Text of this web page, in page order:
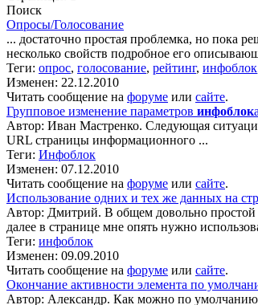
Поиск
Опросы/Голосование
... достаточно простая проблемка, но пока
несколько свойств подробное его
Теги: опрос, голосование, рейтинг, инфоблок
Изменен: 22.12.2010
Читать сообщение на форуме или сайте.
Групповое изменение параметров инфоблока
Автор: Иван Мастренко. Следующая
URL страницы информационного ...
Теги: Инфоблок
Изменен: 07.12.2010
Читать сообщение на форуме или сайте.
Использование одних и тех же данных на
Автор: Дмитрий. В общем довольно простой
далее в странице мне опять нужно
Теги: инфоблок
Изменен: 09.09.2010
Читать сообщение на форуме или сайте.
Окончание активности элемента по
Автор: Александр. Как можно по умолчанию